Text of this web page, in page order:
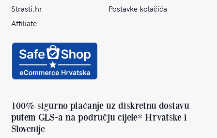
Strasti.hr
Postavke kolačića
Affiliate
100% sigurno plaćanje uz diskretnu dostavu
putem GLS-a na području cijele* Hrvatske i
Slovenije